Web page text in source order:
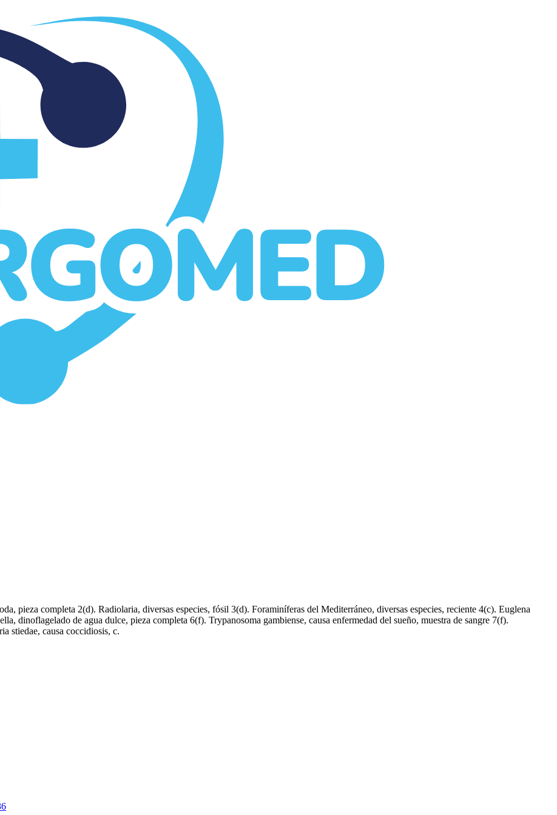
pieza completa 2(d). Radiolaria, diversas especies, fósil 3(d). Foraminíferas del Mediterráneo, diversas especies, reciente 4(c). Euglena
dinoflagelado de agua dulce, pieza completa 6(f). Trypanosoma gambiense, causa enfermedad del sueño, muestra de sangre 7(f).
stiedae, causa coccidiosis, c.